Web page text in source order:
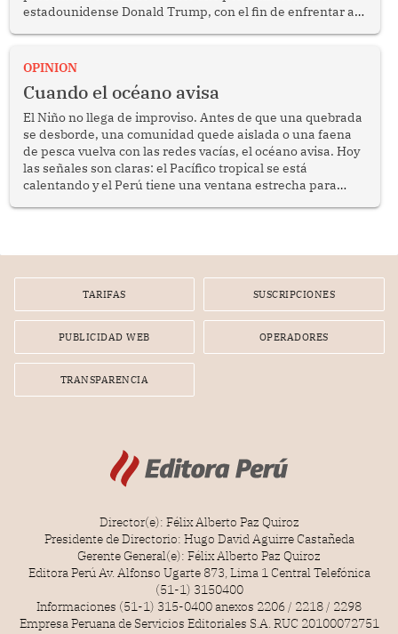
estadounidense Donald Trump, con el fin de enfrentar al
OPINION
Cuando el océano avisa
El Niño no llega de improviso. Antes de que una quebrada
se desborde, una comunidad quede aislada o una faena
de pesca vuelva con las redes vacías, el océano avisa. Hoy
las señales son claras: el Pacífico tropical se está
calentando y el Perú tiene una ventana estrecha para
TARIFAS SUSCRIPCIONES
PUBLICIDAD WEB OPERADORES
TRANSPARENCIA
Director(e): Félix Alberto Paz Quiroz
Presidente de Directorio: Hugo David Aguirre Castañeda
Gerente General(e): Félix Alberto Paz Quiroz
Editora Perú Av. Alfonso Ugarte 873, Lima 1 Central Telefónica
(51-1) 3150400
Informaciones (51-1) 315-0400 anexos 2206 / 2218 / 2298
Empresa Peruana de Servicios Editoriales S.A. RUC 20100072751